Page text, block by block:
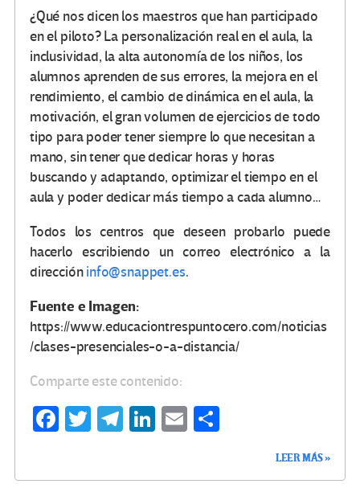
¿Qué nos dicen los maestros que han participado
en el piloto? La personalización real en el aula, la
inclusividad, la alta autonomía de los niños, los
alumnos aprenden de sus errores, la mejora en el
rendimiento, el cambio de dinámica en el aula, la
motivación, el gran volumen de ejercicios de todo
tipo para poder tener siempre lo que necesitan a
mano, sin tener que dedicar horas y horas
buscando y adaptando, optimizar el tiempo en el
aula y poder dedicar más tiempo a cada alumno…
Todos los centros que deseen probarlo puede
hacerlo escribiendo un correo electrónico a la
direccióninfo@snappet.es.
Fuente e Imagen:
https://www.educaciontrespuntocero.com/noticias
/clases-presenciales-o-a-distancia/
Comparte este contenido:
Fa T
Te Li
E
LEER MÁS »